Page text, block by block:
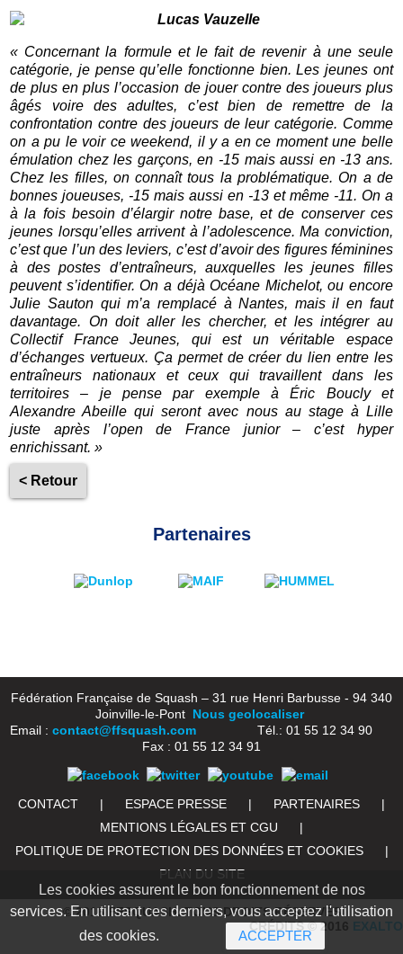
« Concernant la formule et le fait de revenir à une seule
catégorie, je pense qu’elle fonctionne bien. Les jeunes ont
de plus en plus l’occasion de jouer contre des joueurs plus
âgés voire des adultes, c’est bien de remettre de la
confrontation contre des joueurs de leur catégorie. Comme
on a pu le voir ce weekend, il y a en ce moment une belle
émulation chez les garçons, en -15 mais aussi en -13 ans.
Chez les filles, on connaît tous la problématique. On a de
bonnes joueuses, -15 mais aussi en -13 et même -11. On a
à la fois besoin d’élargir notre base, et de conserver ces
jeunes lorsqu’elles arrivent à l’adolescence. Ma conviction,
c’est que l’un des leviers, c’est d’avoir des figures féminines
à des postes d’entraîneurs, auxquelles les jeunes filles
peuvent s’identifier. On a déjà Océane Michelot, ou encore
Julie Sauton qui m’a remplacé à Nantes, mais il en faut
davantage. On doit aller les chercher, et les intégrer au
Collectif France Jeunes, qui est un véritable espace
d’échanges vertueux. Ça permet de créer du lien entre les
entraîneurs nationaux et ceux qui travaillent dans les
territoires – je pense par exemple à Éric Boucly et
Alexandre Abeille qui seront avec nous au stage à Lille
juste après l’open de France junior – c’est hyper
enrichissant. »
< Retour
Partenaires
Fédération Française de Squash – 31 rue Henri Barbusse - 94 340
Joinville-le-Pont Nous geolocaliser
Email : contact@ffsquash.comTél.: 01 55 12 34 90
Fax : 01 55 12 34 91
CONTACT | ESPACE PRESSE | PARTENAIRES
|
MENTIONS LÉGALES ET CGU
|
POLITIQUE DE PROTECTION DES DONNÉES ET COOKIES
|
PLAN DU SITE
© 2016 FFSQUASH. TOUS DROITS RÉSERVÉS
CRÉDITS © 2016 EXALTO
Les cookies assurent le bon fonctionnement de nos
services. En utilisant ces derniers, vous acceptez l'utilisation
des cookies.
ACCEPTER